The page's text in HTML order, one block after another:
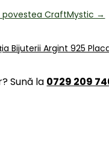
povestea CraftMystic →
Bijuterii Argint 925
Sună la 0729 209